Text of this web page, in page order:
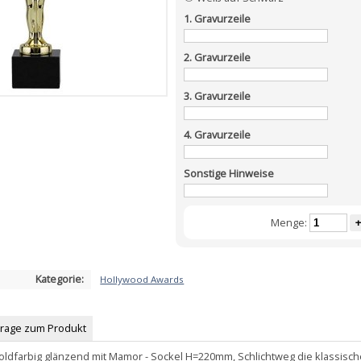
1. Gravurzeile
2. Gravurzeile
3. Gravurzeile
4. Gravurzeile
Sonstige Hinweise
Menge: +
Kategorie: Hollywood Awards
zum Produkt
glänzend mit Mamor - Sockel H=220mm, Schlichtweg die